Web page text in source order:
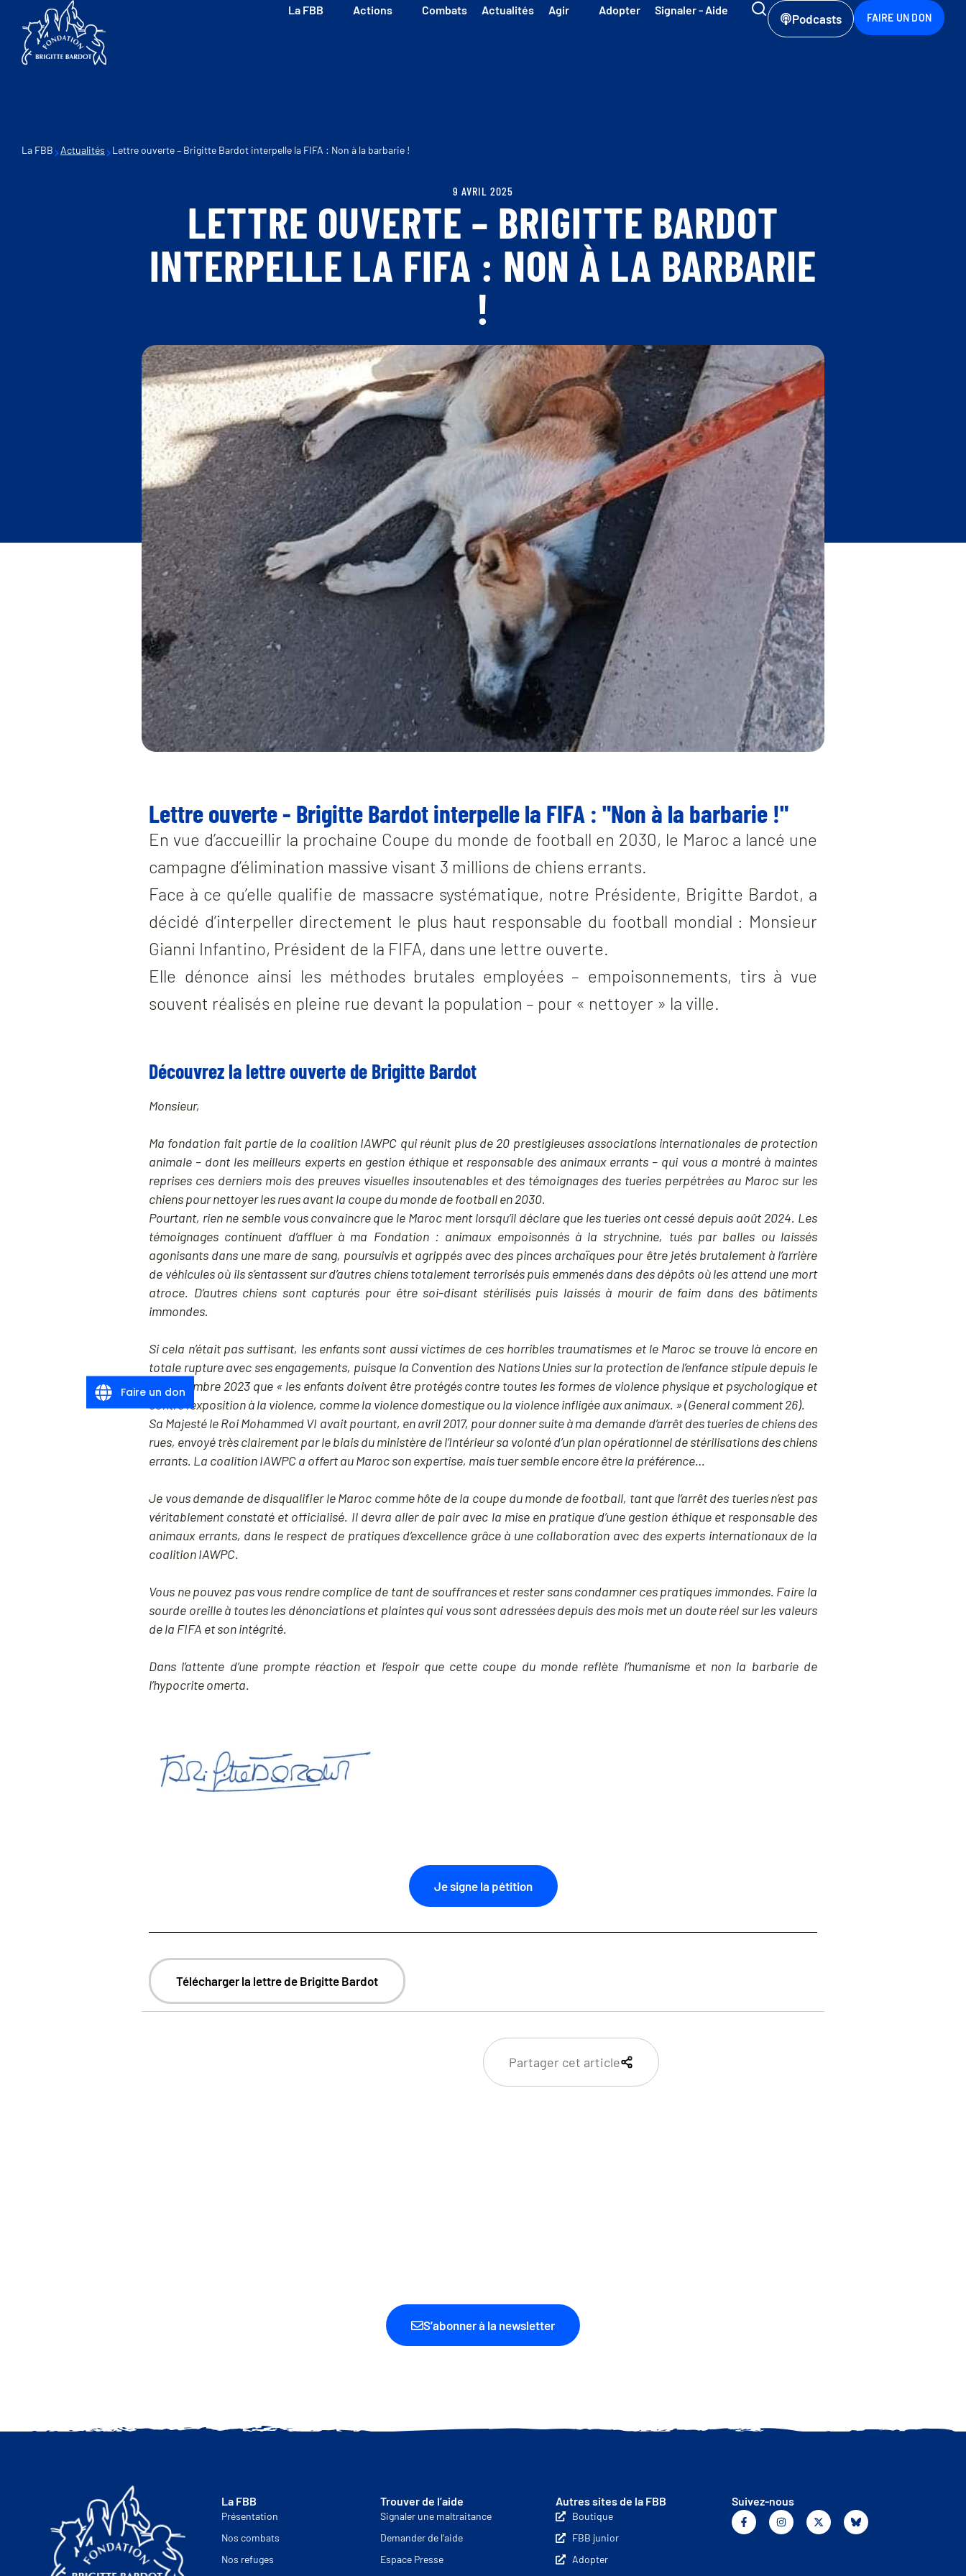
La FBB Actions Combats Actualités Agir Adopter Signaler - Aide
Podcasts FAIRE UN DON
La FBB Actualités Lettre ouverte – Brigitte Bardot interpelle la FIFA : Non à la barbarie !
9 AVRIL 2025
LETTRE OUVERTE – BRIGITTE BARDOT
INTERPELLE LA FIFA : NON À LA BARBARIE
!
Lettre ouverte - Brigitte Bardot interpelle la FIFA : "Non à la barbarie !"
En vue d’accueillir la prochaine Coupe du monde de football en 2030, le Maroc a lancé une
campagne d’élimination massive visant 3 millions de chiens errants.
Face à ce qu’elle qualifie de massacre systématique, notre Présidente, Brigitte Bardot, a
décidé d’interpeller directement le plus haut responsable du football mondial : Monsieur
Gianni Infantino, Président de la FIFA, dans une lettre ouverte.
Elle dénonce ainsi les méthodes brutales employées – empoisonnements, tirs à vue
souvent réalisés en pleine rue devant la population – pour « nettoyer » la ville.
Découvrez la lettre ouverte de Brigitte Bardot
Monsieur,
Ma fondation fait partie de la coalition IAWPC qui réunit plus de 20 prestigieuses associations internationales de protection
animale – dont les meilleurs experts en gestion éthique et responsable des animaux errants – qui vous a montré à maintes
reprises ces derniers mois des preuves visuelles insoutenables et des témoignages des tueries perpétrées au Maroc sur les
chiens pour nettoyer les rues avant la coupe du monde de football en 2030.
Pourtant, rien ne semble vous convaincre que le Maroc ment lorsqu’il déclare que les tueries ont cessé depuis août 2024. Les
témoignages continuent d’affluer à ma Fondation : animaux empoisonnés à la strychnine, tués par balles ou laissés
agonisants dans une mare de sang, poursuivis et agrippés avec des pinces archaïques pour être jetés brutalement à l’arrière
de véhicules où ils s’entassent sur d’autres chiens totalement terrorisés puis emmenés dans des dépôts où les attend une mort
atroce. D’autres chiens sont capturés pour être soi-disant stérilisés puis laissés à mourir de faim dans des bâtiments
immondes.
Si cela n’était pas suffisant, les enfants sont aussi victimes de ces horribles traumatismes et le Maroc se trouve là encore en
totale rupture avec ses engagements, puisque la Convention des Nations Unies sur la protection de l’enfance stipule depuis le
18 septembre 2023 que « les enfants doivent être protégés contre toutes les formes de violence physique et psychologique et
contre l’exposition à la violence, comme la violence domestique ou la violence infligée aux animaux. » (General comment 26).
Sa Majesté le Roi Mohammed VI avait pourtant, en avril 2017, pour donner suite à ma demande d’arrêt des tueries de chiens des
rues, envoyé très clairement par le biais du ministère de l’Intérieur sa volonté d’un plan opérationnel de stérilisations des chiens
errants. La coalition IAWPC a offert au Maroc son expertise, mais tuer semble encore être la préférence…
Je vous demande de disqualifier le Maroc comme hôte de la coupe du monde de football, tant que l’arrêt des tueries n’est pas
véritablement constaté et officialisé. Il devra aller de pair avec la mise en pratique d’une gestion éthique et responsable des
animaux errants, dans le respect de pratiques d’excellence grâce à une collaboration avec des experts internationaux de la
coalition IAWPC.
Vous ne pouvez pas vous rendre complice de tant de souffrances et rester sans condamner ces pratiques immondes. Faire la
sourde oreille à toutes les dénonciations et plaintes qui vous sont adressées depuis des mois met un doute réel sur les valeurs
de la FIFA et son intégrité.
Dans l’attente d’une prompte réaction et l’espoir que cette coupe du monde reflète l’humanisme et non la barbarie de
l’hypocrite omerta.
Je signe la pétition
Télécharger la lettre de Brigitte Bardot
Partager cet article
S’abonner à la newsletter
La FBB
Présentation
Nos combats
Nos refuges
Trouver de l’aide
Signaler une maltraitance
Demander de l’aide
Espace Presse
Autres sites de la FBB
Boutique
FBB junior
Adopter
Suivez-nous
Faire un don